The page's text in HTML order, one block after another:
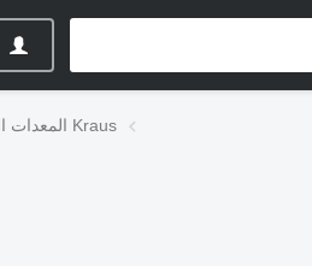
المعدات الصناعية Kraus